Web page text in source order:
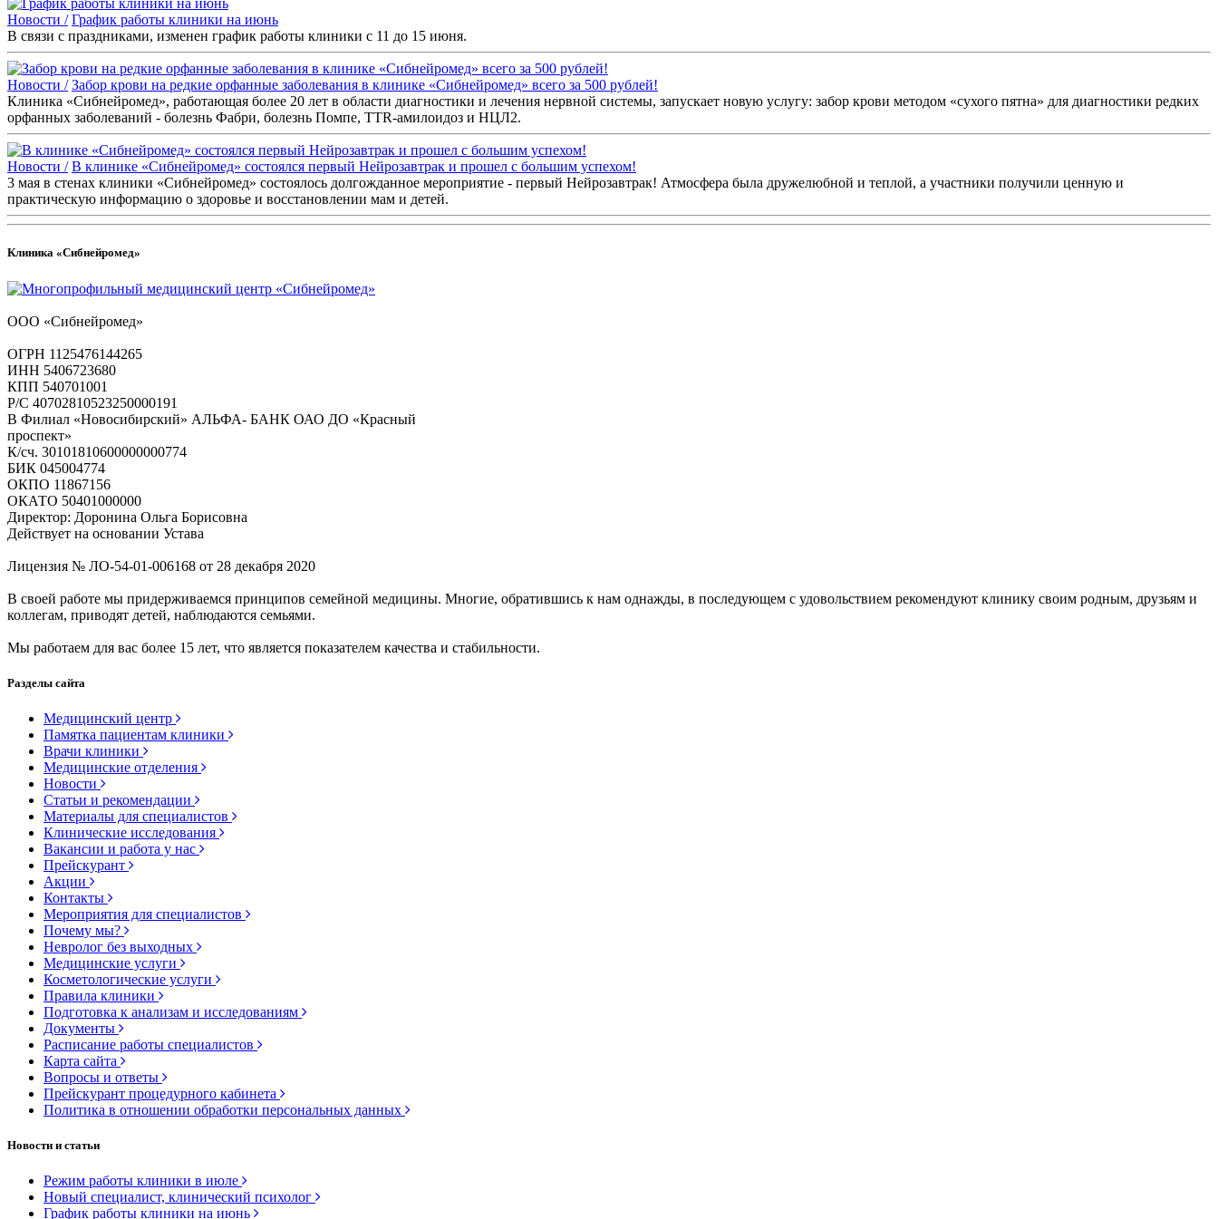
Новости / График работы клиники на июнь
В связи с праздниками, изменен график работы клиники с 11 до 15 июня.
Новости / Забор крови на редкие орфанные заболевания в клинике «Сибнейромед» всего за 500 рублей!
Клиника «Сибнейромед», работающая более 20 лет в области диагностики и лечения нервной системы, запускает новую услугу: забор крови методом «сухого пятна» для диагностики редких
орфанных заболеваний - болезнь Фабри, болезнь Помпе, TTR-амилоидоз и НЦЛ2.
Новости / В клинике «Сибнейромед» состоялся первый Нейрозавтрак и прошел с большим успехом!
3 мая в стенах клиники «Сибнейромед» состоялось долгожданное мероприятие - первый Нейрозавтрак! Атмосфера была дружелюбной и теплой, а участники получили ценную и
практическую информацию о здоровье и восстановлении мам и детей.
Клиника «Сибнейромед»
ООО «Сибнейромед»
ОГРН 1125476144265
ИНН 5406723680
КПП 540701001
Р/С 40702810523250000191
В Филиал «Новосибирский» АЛЬФА- БАНК ОАО ДО «Красный
проспект»
К/сч. 30101810600000000774
БИК 045004774
ОКПО 11867156
ОКАТО 50401000000
Директор: Доронина Ольга Борисовна
Действует на основании Устава
Лицензия № ЛО-54-01-006168 от 28 декабря 2020
В своей работе мы придерживаемся принципов семейной медицины. Многие, обратившись к нам однажды, в последующем с удовольствием рекомендуют клинику своим родным, друзьям и
коллегам, приводят детей, наблюдаются семьями.
Мы работаем для вас более 15 лет, что является показателем качества и стабильности.
Разделы сайта
Медицинский центр
Памятка пациентам клиники
Врачи клиники
Медицинские отделения
Новости
Статьи и рекомендации
Материалы для специалистов
Клинические исследования
Вакансии и работа у нас
Прейскурант
Акции
Контакты
Мероприятия для специалистов
Почему мы?
Невролог без выходных
Медицинские услуги
Косметологические услуги
Правила клиники
Подготовка к анализам и исследованиям
Документы
Расписание работы специалистов
Карта сайта
Вопросы и ответы
Прейскурант процедурного кабинета
Политика в отношении обработки персональных данных
Новости и статьи
Режим работы клиники в июле
Новый специалист, клинический психолог
График работы клиники на июнь